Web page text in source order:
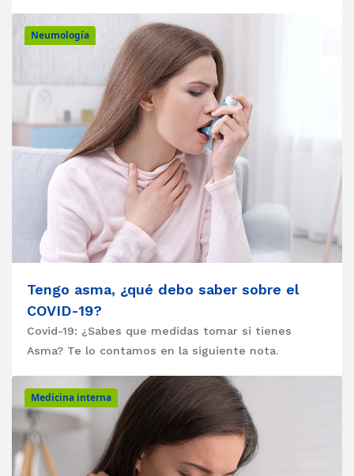
Neumología
Tengo asma, ¿qué debo saber sobre el
COVID-19?
Covid-19: ¿Sabes que medidas tomar si tienes
Asma? Te lo contamos en la siguiente nota.
Medicina interna